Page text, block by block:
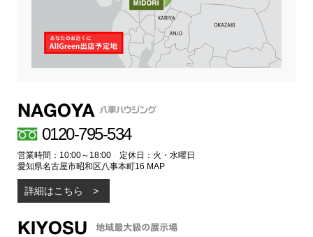
0120-795-534
営業時間：10:00～18:00 定休日：火・水曜日
愛知県名古屋市昭和区八事本町16 MAP
詳細はこちら